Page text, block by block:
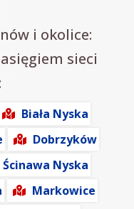
i okolice:
sieci
Biała Nyska
Dobrzyków
Ścinawa Nyska
Markowice